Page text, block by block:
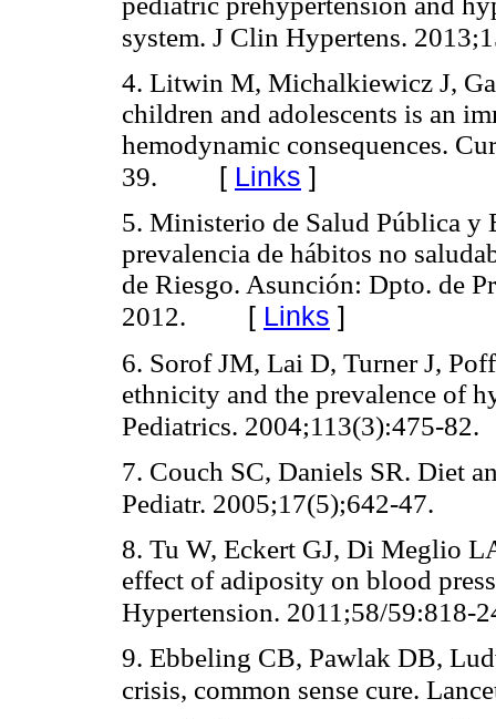
system. J Clin Hypertens.
4. Litwin M, Michalkiewicz J,
children and adolescents is an
hemodynamic consequences.
39. [ Links ]
5. Ministerio de Salud Pública y
prevalencia de hábitos no
de Riesgo. Asunción: Dpto. de
2012. [ Links ]
6. Sorof JM, Lai D, Turner J,
ethnicity and the prevalence of
Pediatrics. 2004;113(3):475-82.
7. Couch SC, Daniels SR. Diet
Pediatr. 2005;17(5);642-47.
8. Tu W, Eckert GJ, Di Meglio
effect of adiposity on blood
Hypertension. 2011;58/59:818-
9. Ebbeling CB, Pawlak DB,
crisis, common sense cure.